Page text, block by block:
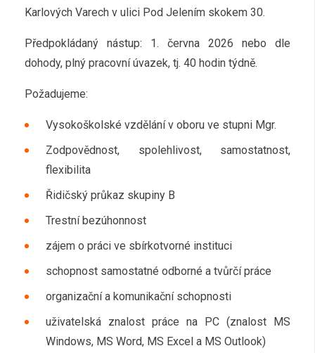
Karlových Varech v ulici Pod Jelením skokem 30.
Předpokládaný nástup: 1. června 2026 nebo dle
dohody, plný pracovní úvazek, tj. 40 hodin týdně.
Požadujeme:
Vysokoškolské vzdělání v oboru ve stupni Mgr.
Zodpovědnost, spolehlivost, samostatnost,
flexibilita
Řidičský průkaz skupiny B
Trestní bezúhonnost
zájem o práci ve sbírkotvorné instituci
schopnost samostatné odborné a tvůrčí práce
organizační a komunikační schopnosti
uživatelská znalost práce na PC (znalost MS
Windows, MS Word, MS Excel a MS Outlook)